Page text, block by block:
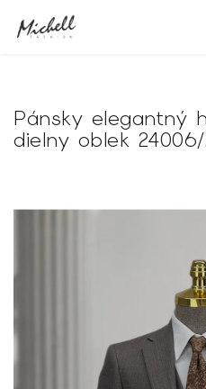
Pánsky elegantný
dielny oblek